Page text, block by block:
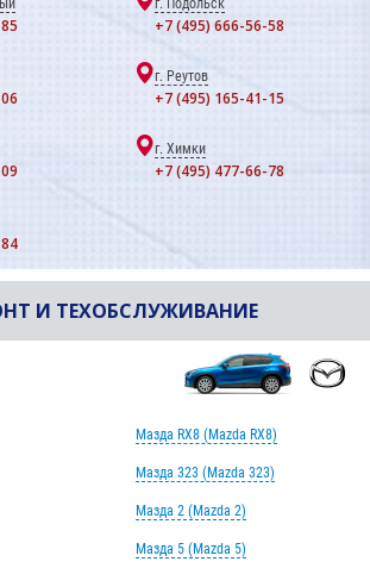
г. Подольск
+7 (495) 666-56-58
г. Реутов
+7 (495) 165-41-15
г. Химки
+7 (495) 477-66-78
И ТЕХОБСЛУЖИВАНИЕ
Мазда RX8 (Mazda RX8)
Мазда 323 (Mazda 323)
Мазда 2 (Mazda 2)
Мазда 5 (Mazda 5)